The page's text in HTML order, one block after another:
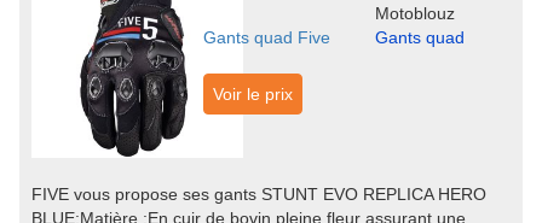
Motoblouz
Gants quad Five
Gants quad
Voir le prix
FIVE vous propose ses gants STUNT EVO REPLICA HERO
BLUE:Matière :En cuir de bovin pleine fleur assurant une